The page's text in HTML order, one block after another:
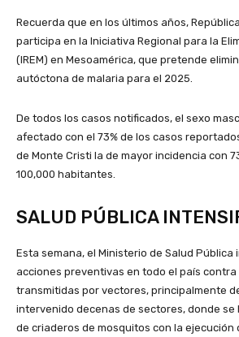
Recuerda que en los últimos años,
participa en la Iniciativa Regional para la
(IREM) en Mesoamérica, que pretende
autóctona de malaria para el 2025.
De todos los casos notificados, el sexo
afectado con el 73% de los casos
de Monte Cristi la de mayor incidencia con
100,000 habitantes.
SALUD PÚBLICA
Esta semana, el Ministerio de Salud
acciones preventivas en todo el país
transmitidas por vectores, principalmente
intervenido decenas de sectores, donde se
de criaderos de mosquitos con la ejecución